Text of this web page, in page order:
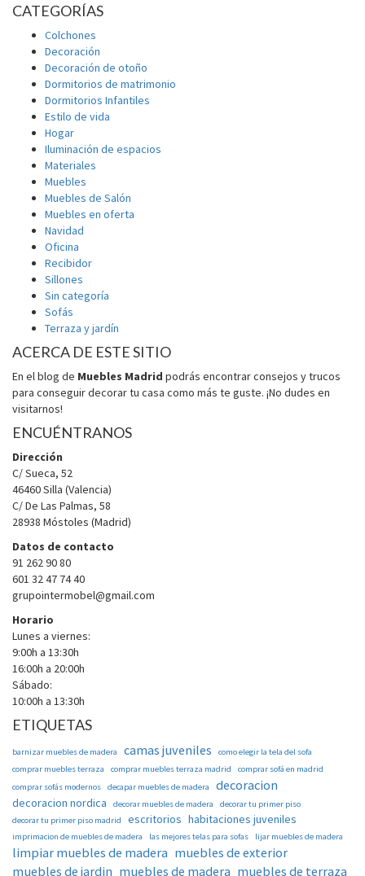
CATEGORÍAS
Colchones
Decoración
Decoración de otoño
Dormitorios de matrimonio
Dormitorios Infantiles
Estilo de vida
Hogar
Iluminación de espacios
Materiales
Muebles
Muebles de Salón
Muebles en oferta
Navidad
Oficina
Recibidor
Sillones
Sin categoría
Sofás
Terraza y jardín
ACERCA DE ESTE SITIO
En el blog de Muebles Madrid podrás encontrar consejos y trucos
para conseguir decorar tu casa como más te guste. ¡No dudes en
visitarnos!
ENCUÉNTRANOS
Dirección
C/ Sueca, 52
46460 Silla (Valencia)
C/ De Las Palmas, 58
28938 Móstoles (Madrid)
Datos de contacto
91 262 90 80
601 32 47 74 40
grupointermobel@gmail.com
Horario
Lunes a viernes:
9:00h a 13:30h
16:00h a 20:00h
Sábado:
10:00h a 13:30h
ETIQUETAS
barnizar muebles de madera camas juveniles
como elegir la tela del sofa
comprar muebles terraza
comprar muebles terraza madrid
comprar sofá en madrid
comprar sofás modernos
decapar muebles de madera decoracion
decoracion nordica decorar muebles de madera
decorar tu primer piso
decorar tu primer piso madrid
escritorios habitaciones juveniles
imprimacion de muebles de madera las mejores telas para sofas lijar muebles de madera
limpiar muebles de madera muebles de exterior
muebles de jardin muebles de madera muebles de terraza